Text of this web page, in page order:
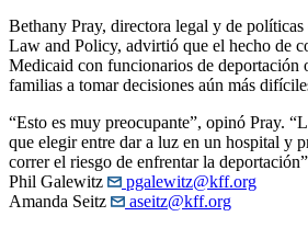
Bethany Pray, directora legal y de
Law and Policy, advirtió que el hecho de
Medicaid con funcionarios de deportación
familias a tomar decisiones aún más
“Esto es muy preocupante”, opinó Pray.
que elegir entre dar a luz en un hospital y
correr el riesgo de enfrentar la
Phil Galewitz
pgalewitz@kff.org
Amanda Seitz
aseitz@kff.org